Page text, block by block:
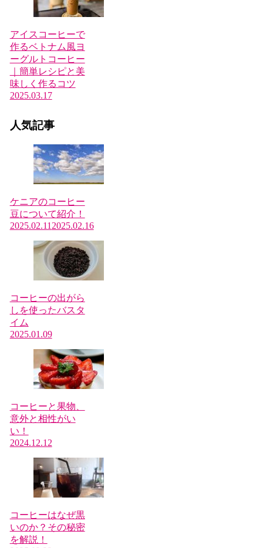
アイスコーヒーで
作るベトナム風ヨ
ーグルトコーヒー
｜簡単レシピと美
味しく作るコツ
2025.03.17
人気記事
ケニアのコーヒー
豆について紹介！
2025.02.11 2025.02.16
コーヒーの出がら
しを使ったバスタ
イム
2025.01.09
コーヒーと果物、
意外と相性がい
い！
2024.12.12
コーヒーはなぜ黒
いのか？その秘密
を解説！